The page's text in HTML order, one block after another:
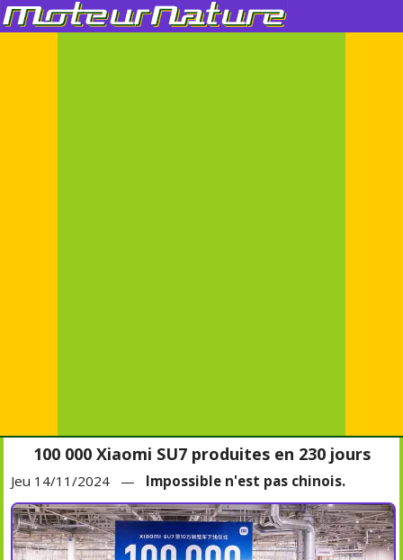
100 000 Xiaomi SU7 produites en 230 jours
Jeu 14/11/2024 — Impossible n'est pas chinois.